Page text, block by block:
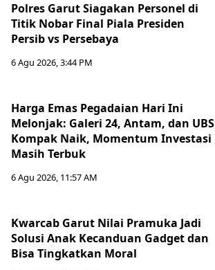
Polres Garut Siagakan Personel di
Titik Nobar Final Piala Presiden
Persib vs Persebaya
6 Agu 2026, 3:44 PM
Harga Emas Pegadaian Hari Ini
Melonjak: Galeri 24, Antam, dan UBS
Kompak Naik, Momentum Investasi
Masih Terbuk
6 Agu 2026, 11:57 AM
Kwarcab Garut Nilai Pramuka Jadi
Solusi Anak Kecanduan Gadget dan
Bisa Tingkatkan Moral